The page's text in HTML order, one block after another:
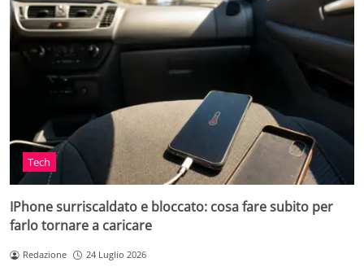
Tech
IPhone surriscaldato e bloccato: cosa fare subito per
farlo tornare a caricare
Redazione 24 Luglio 2026